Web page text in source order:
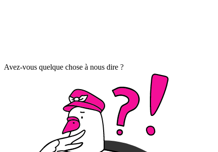
Avez-vous quelque chose à nous dire ?